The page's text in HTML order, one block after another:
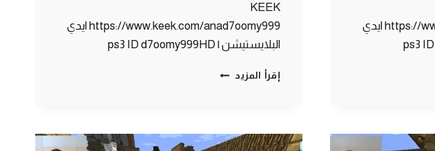
https://www.keek.com/anad7oomy999 ايدي
KEEK
https://www.keek.com/anad7oomy999 ايدي
البلايستيشن | ps3 ID d7oomy999HD
إقرأ المزيد ماين
#76